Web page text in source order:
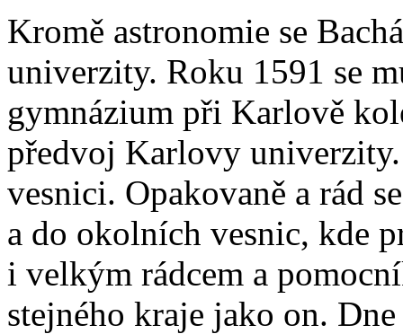
Kromě astronomie se
univerzity. Roku 1591 se
gymnázium při Karlově
předvoj Karlovy
vesnici. Opakovaně a rád
a do okolních vesnic, kde
i velkým rádcem a
stejného kraje jako on.